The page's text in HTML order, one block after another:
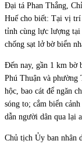
Đại tá Phan Thắng,
Huế cho biết: Tại vị trí
tỉnh cùng lực lượng tại
chống sạt lở bờ biển
Đến nay, gần 1 km bờ
Phú Thuận và phường
hộc, bao cát để ngăn
sóng to; cắm biển
dẫn người dân qua lại
Chủ tịch Ủy ban nhân